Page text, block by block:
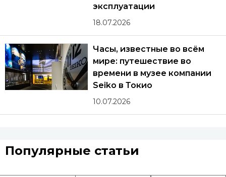
эксплуатации
18.07.2026
Часы, известные во всём
мире: путешествие во
времени в музее компании
Seiko в Токио
10.07.2026
Популярные статьи